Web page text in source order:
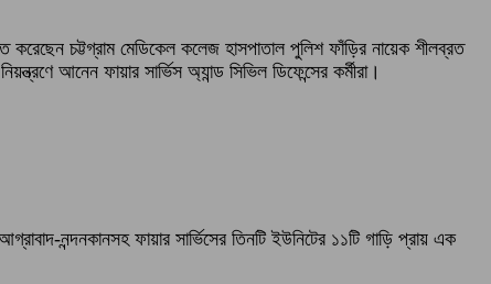
চট্টগ্রাম মেডিকেল কলেজ হাসপাতাল পুলিশ ফাঁড়ির নায়েক শীলব্রত
আনেন ফায়ার সার্ভিস অ্যান্ড সিভিল ডিফেন্সের কর্মীরা।
নন্দনকানসহ ফায়ার সার্ভিসের তিনটি ইউনিটের ১১টি গাড়ি প্রায় এক